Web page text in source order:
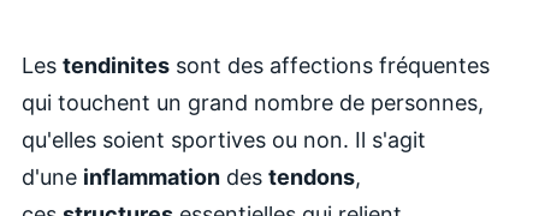
Les tendinites sont des affections fréquentes
qui touchent un grand nombre de personnes,
qu'elles soient sportives ou non. Il s'agit
d'une inflammation des tendons,